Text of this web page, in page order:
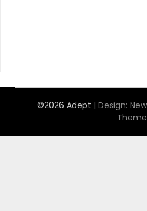
©2026 Adept | Design:
Theme